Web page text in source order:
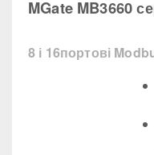
MGate MB3660
8 і 16портові